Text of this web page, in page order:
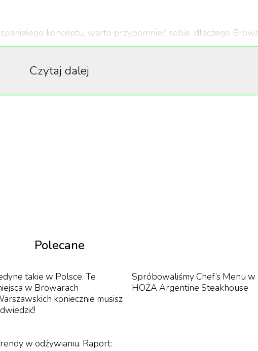
konceptu, warto przypomnieć sobie, dlaczego
na rozrywkowej mapie Warszawy. Przesadnym nie będzie
koło. W końcu, po tylu latach, znów można napić się
Warszawskie mają o wiele, wiele więcej do zaoferowania.
wyselekcjonowane zakupy, zadbać o urodę, wybrać się
Czytaj dalej
Polecane
takie w Polsce. Te
w Browarach
koniecznie musisz
Spróbowaliśmy Chef’s Menu w
HOŻA Argentine Steakhouse
w odżywianiu. Raport: